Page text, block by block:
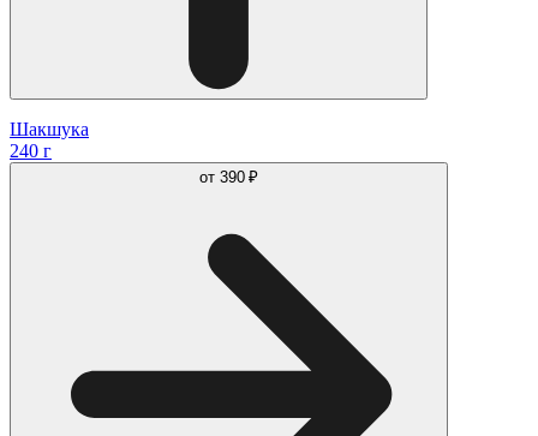
Шакшука
240 г
от 390 ₽